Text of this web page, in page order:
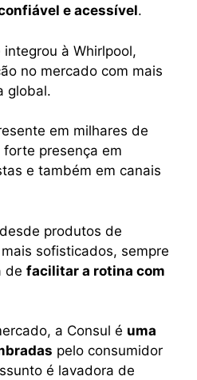
e acessível.
integrou à Whirlpool,
no mercado com mais
global.
em milhares de
presença em
e também em canais
produtos de
sofisticados, sempre
de facilitar a rotina com
a Consul é uma
pelo consumidor
é lavadora de